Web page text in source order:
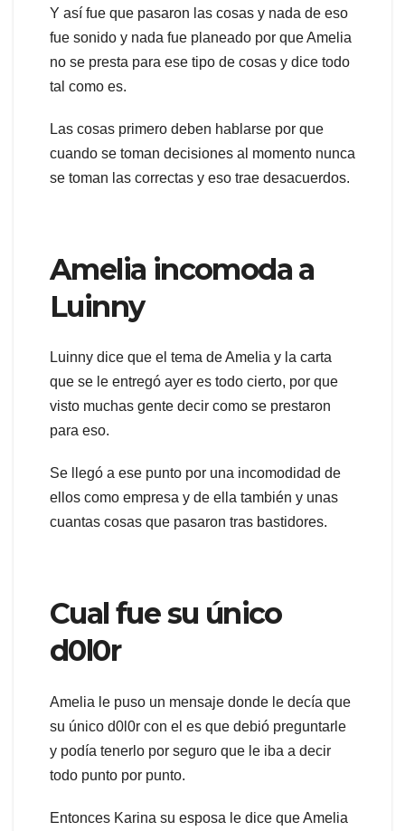
Y así fue que pasaron las cosas y nada de eso
fue sonido y nada fue planeado por que Amelia
no se presta para ese tipo de cosas y dice todo
tal como es.
Las cosas primero deben hablarse por que
cuando se toman decisiones al momento nunca
se toman las correctas y eso trae desacuerdos.
Amelia incomoda a
Luinny
Luinny dice que el tema de Amelia y la carta
que se le entregó ayer es todo cierto, por que
visto muchas gente decir como se prestaron
para eso.
Se llegó a ese punto por una incomodidad de
ellos como empresa y de ella también y unas
cuantas cosas que pasaron tras bastidores.
Cual fue su único
d0l0r
Amelia le puso un mensaje donde le decía que
su único d0l0r con el es que debió preguntarle
y podía tenerlo por seguro que le iba a decir
todo punto por punto.
Entonces Karina su esposa le dice que Amelia